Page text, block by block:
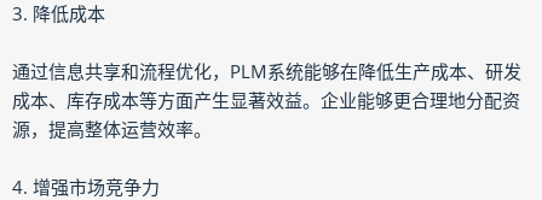
3. 降低成本
通过信息共享和流程优化，PLM系统能够在降低生产成本、研发
成本、库存成本等方面产生显著效益。企业能够更合理地分配资
源，提高整体运营效率。
4. 增强市场竞争力